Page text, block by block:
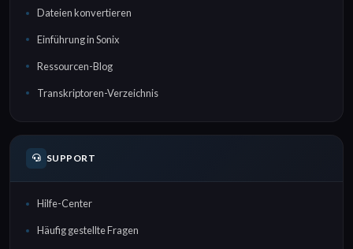
Dateien konvertieren
Einführung in Sonix
Ressourcen-Blog
Transkriptoren-Verzeichnis
SUPPORT
Hilfe-Center
Häufig gestellte Fragen